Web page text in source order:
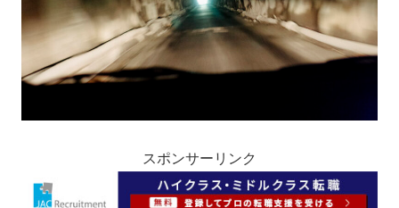
スポンサーリンク